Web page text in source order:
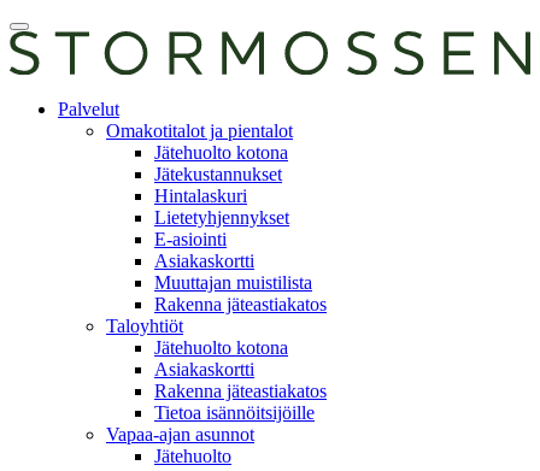
Skip
to
content
Avaa
päävalikko
asiointiPalvelut
Omakotitalot ja pientalot
Jätehuolto kotona
Jätekustannukset
Hintalaskuri
Lietetyhjennykset
E-asiointi
Asiakaskortti
Muuttajan muistilista
Rakenna jäteastiakatos
Taloyhtiöt
Jätehuolto kotona
Asiakaskortti
Rakenna jäteastiakatos
Tietoa isännöitsijöille
Vapaa-ajan asunnot
Jätehuolto